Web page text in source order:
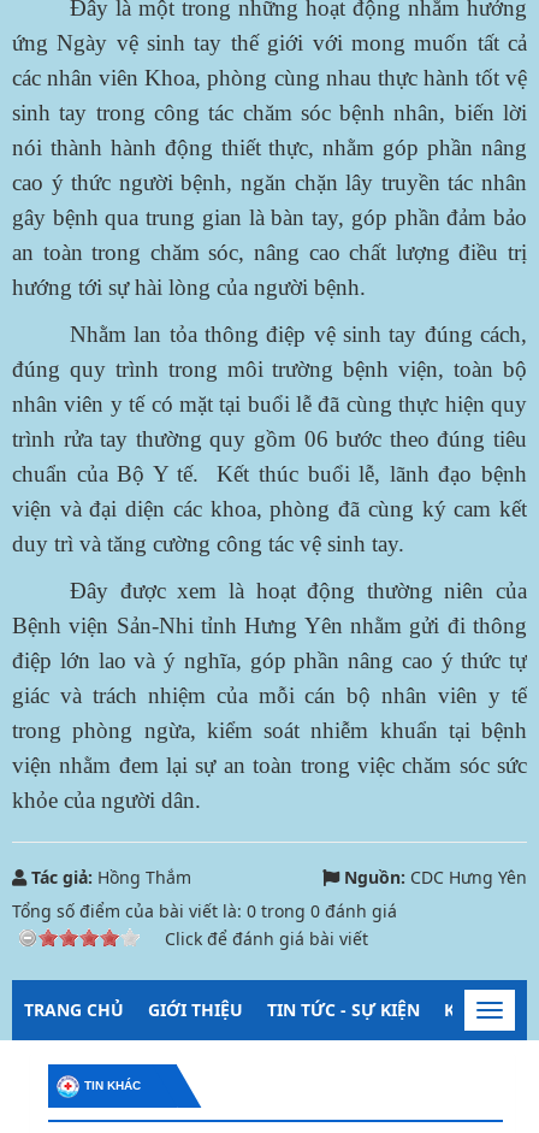
Đây là một trong những hoạt động nhằm hưởng
ứng Ngày vệ sinh tay thế giới với mong muốn tất cả
các nhân viên Khoa, phòng cùng nhau thực hành tốt vệ
sinh tay trong công tác chăm sóc bệnh nhân, biến lời
nói thành hành động thiết thực, nhằm góp phần nâng
cao ý thức người bệnh, ngăn chặn lây truyền tác nhân
gây bệnh qua trung gian là bàn tay, góp phần đảm bảo
an toàn trong chăm sóc, nâng cao chất lượng điều trị
hướng tới sự hài lòng của người bệnh.
Nhằm lan tỏa thông điệp vệ sinh tay đúng cách,
đúng quy trình trong môi trường bệnh viện, toàn bộ
nhân viên y tế có mặt tại buổi lễ đã cùng thực hiện quy
trình rửa tay thường quy gồm 06 bước theo đúng tiêu
chuẩn của Bộ Y tế. Kết thúc buổi lễ, lãnh đạo bệnh
viện và đại diện các khoa, phòng đã cùng ký cam kết
duy trì và tăng cường công tác vệ sinh tay.
Đây được xem là hoạt động thường niên của
Bệnh viện Sản-Nhi tỉnh Hưng Yên nhằm gửi đi thông
điệp lớn lao và ý nghĩa, góp phần nâng cao ý thức tự
giác và trách nhiệm của mỗi cán bộ nhân viên y tế
trong phòng ngừa, kiểm soát nhiễm khuẩn tại bệnh
viện nhằm đem lại sự an toàn trong việc chăm sóc sức
khỏe của người dân.
Tác giả: Hồng Thắm Nguồn: CDC Hưng Yên
Tổng số điểm của bài viết là: 0 trong 0 đánh giá
Click để đánh giá bài viết
TRANG CHỦ GIỚI THIỆU TIN TỨC - SỰ KIỆN KIỂM
TIN KHÁC